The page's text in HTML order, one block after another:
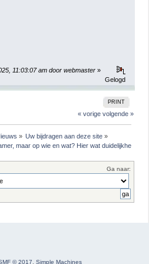
11:03:07 am door webmaster »
Gelogd
PRINT
« vorige volgende »
» Uw bijdragen aan deze site»
maar op wie en wat? Hier wat duidelijkheid
Ga naar:
© 2017 Simple Machines